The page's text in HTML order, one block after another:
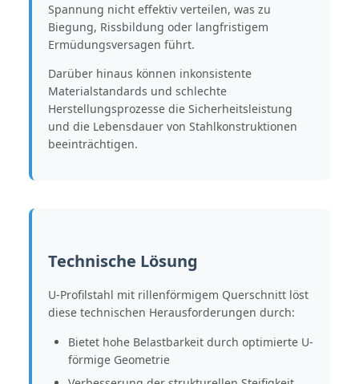
Spannung nicht effektiv verteilen, was zu
Biegung, Rissbildung oder langfristigem
Ermüdungsversagen führt.
Darüber hinaus können inkonsistente
Materialstandards und schlechte
Herstellungsprozesse die Sicherheitsleistung
und die Lebensdauer von Stahlkonstruktionen
beeinträchtigen.
Technische Lösung
U-Profilstahl mit rillenförmigem Querschnitt löst
diese technischen Herausforderungen durch:
Bietet hohe Belastbarkeit durch optimierte U-
förmige Geometrie